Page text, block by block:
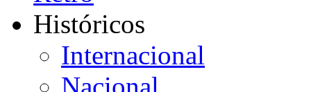
Históricos
Internacional
Nacional